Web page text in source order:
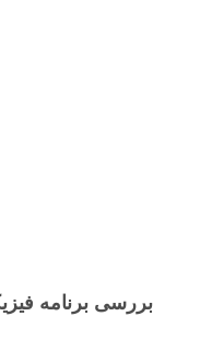
بررسی برنامه